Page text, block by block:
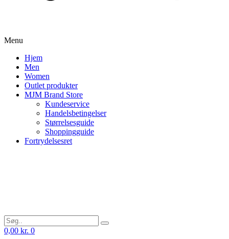
Menu
Hjem
Men
Women
Outlet produkter
MJM Brand Store
Kundeservice
Handelsbetingelser
Størrelsesguide
Shoppingguide
Fortrydelsesret
0,00 kr. 0